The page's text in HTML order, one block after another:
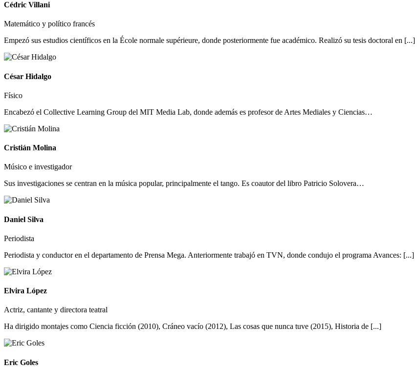
Cédric Villani
Matemático y político francés
Empezó sus estudios científicos en la École normale supérieure, donde posteriormente fue académico. Realizó su tesis doctoral en [...]
César Hidalgo
Físico
Encabezó el Collective Learning Group del MIT Media Lab, donde además es profesor de Artes Mediales y Ciencias…
Cristián Molina
Músico e investigador
Sus investigaciones se centran en la música popular, principalmente el tango. Es coautor del libro Patricio Solovera…
Daniel Silva
Periodista
Periodista y conductor en el departamento de Prensa Mega. Anteriormente trabajó en TVN, donde condujo el programa Avances: [...]
Elvira López
Actriz, cantante y directora teatral
Ha dirigido montajes como Ciencia ficción (2010), Cráneo vacío (2012), Las cosas que nunca tuve (2015), Historia de [...]
Eric Goles